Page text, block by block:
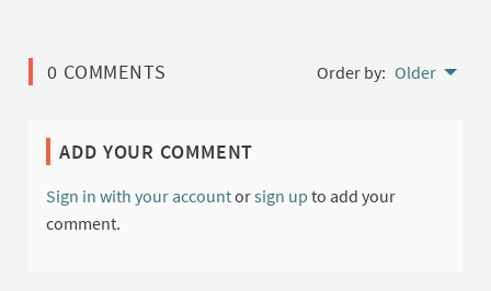
0 COMMENTS Order by: Older
ADD YOUR COMMENT
Sign in with your accountorsign up to add your
comment.